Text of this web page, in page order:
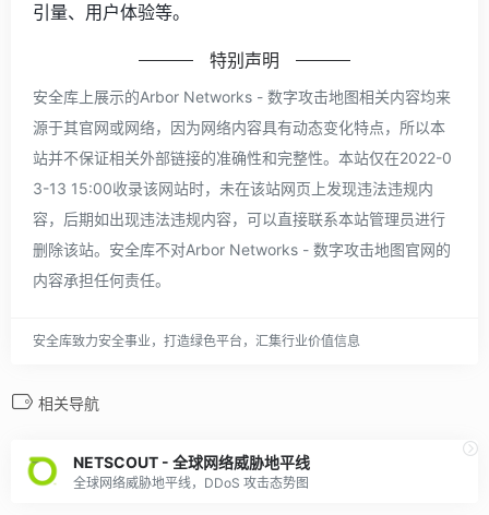
引量、用户体验等。
特别声明
安全库上展示的Arbor Networks - 数字攻击地图相关内容均来
源于其官网或网络，因为网络内容具有动态变化特点，所以本
站并不保证相关外部链接的准确性和完整性。本站仅在2022-0
3-13 15:00收录该网站时，未在该站网页上发现违法违规内
容，后期如出现违法违规内容，可以直接联系本站管理员进行
删除该站。安全库不对Arbor Networks - 数字攻击地图官网的
内容承担任何责任。
安全库致力安全事业，打造绿色平台，汇集行业价值信息
相关导航
NETSCOUT - 全球网络威胁地平线
全球网络威胁地平线，DDoS 攻击态势图